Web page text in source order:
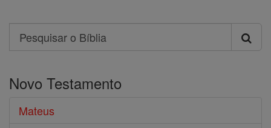
Search
Pesquisar
Bíblia
Novo Testamento
Mateus